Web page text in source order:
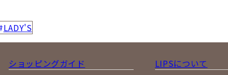
LADY'S
ショッピングガイド
LIPSについて